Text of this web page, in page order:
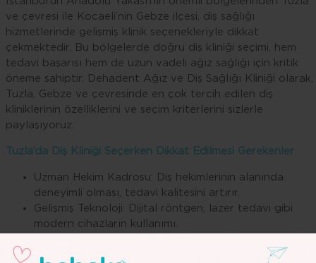
ve çevresi ile Kocaeli’nin Gebze ilçesi, diş sağlığı
hizmetlerinde gelişmiş klinik seçenekleriyle dikkat
çekmektedir. Bu bölgelerde doğru diş kliniği seçimi, hem
tedavi başarısı hem de uzun vadeli ağız sağlığı için kritik
öneme sahiptir. Dehadent Ağız ve Diş Sağlığı Kliniği olarak,
Tuzla, Gebze ve çevresinde en çok tercih edilen diş
kliniklerinin özelliklerini ve seçim kriterlerini sizlerle
paylaşıyoruz.
Tuzla’da Diş Kliniği Seçerken Dikkat Edilmesi Gerekenler
Uzman Hekim Kadrosu: Diş hekimlerinin alanında
deneyimli olması, tedavi kalitesini artırır.
Gelişmiş Teknoloji: Dijital röntgen, lazer tedavi gibi
modern cihazların kullanımı.
olması enfeksiyon riskini azaltır.